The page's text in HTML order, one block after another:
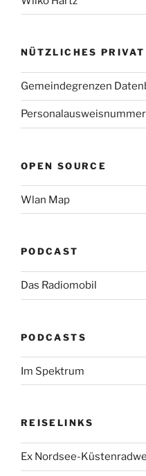
NÜTZLICHES PRIVAT
Gemeindegrenzen
OPEN SOURCE
Wlan Map
PODCAST
Das Radiomobil
PODCASTS
Im Spektrum
REISELINKS
Ex Nordsee-